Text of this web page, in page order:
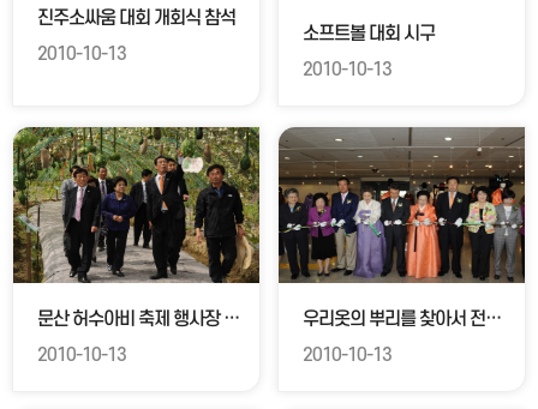
진주소싸움 대회 개회식 참석
2010-10-13
소프트볼 대회 시구
2010-10-13
문산 허수아비 축제 행사장 방문격려
2010-10-13
우리옷의 뿌리를 찾아서 전시행사 참석
2010-10-13